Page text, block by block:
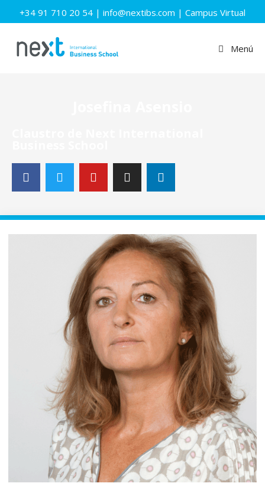
+34 91 710 20 54 | info@nextibs.com | Campus Virtual
Menú